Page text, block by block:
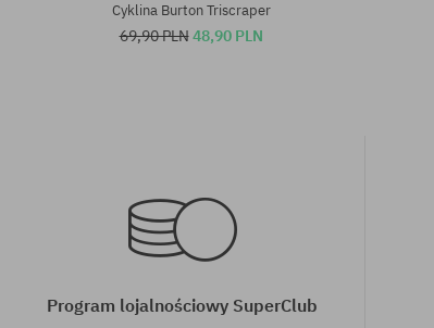
Cyklina Burton Triscraper
69,90 PLN48,90 PLN
Program lojalnościowy SuperClub